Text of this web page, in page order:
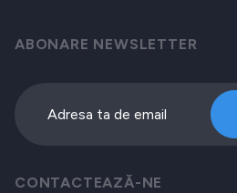
ABONARE NEWSLETTER
CONTACTEAZĂ-NE